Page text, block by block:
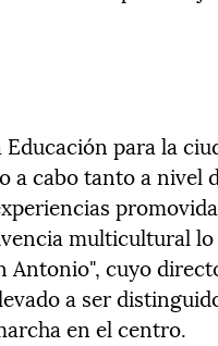
para la
a cabo tanto a nivel
multicultural lo
Antonio", cuyo
a ser
en el centro.